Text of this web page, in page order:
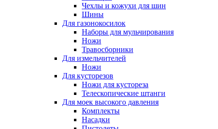
Чехлы и кожухи для шин
Шины
Для газонокосилок
Наборы для мульчирования
Ножи
Травосборники
Для измельчителей
Ножи
Для кусторезов
Ножи для кустореза
Телескопические штанги
Для моек высокого давления
Комплекты
Насадки